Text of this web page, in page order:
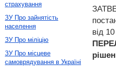
від
страхування
ЗУ Про зайнятість
населення
ЗУ Про міліцію
ЗУ Про місцеве
самоврядування в Україні